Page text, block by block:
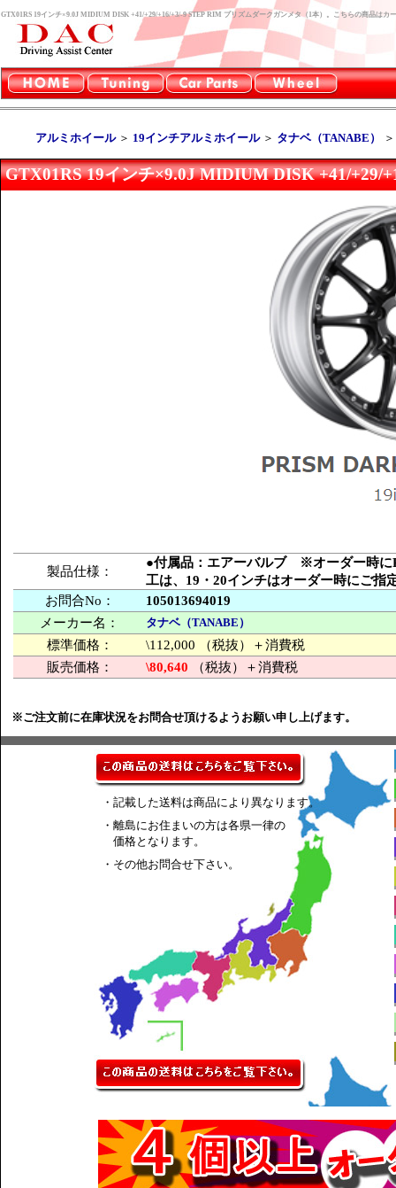
GTX01RS 19インチ×9.0J MIDIUM DISK +41/+29/+16/+3/-9 STEP RIM プリズムダークガンメタ（1本）。こちらの商品はカ
アルミホイール＞ 19インチアルミホイール＞ タナベ（TANABE）
GTX01RS 19インチ×9.0J MIDIUM DISK +41/+29/
製品仕様：
●付属品：エアーバルブ ※オーダー時に
工は、19・20インチはオーダー時にご指
お問合No：
105013694019
メーカー名：
タナベ（TANABE）
標準価格：
\112,000 （税抜）＋消費税
販売価格：
\80,640 （税抜）＋消費税
※ご注文前に在庫状況をお問合せ頂けるようお願い申し上げます。
・記載した送料は商品により異なります。
・離島にお住まいの方は各県一律の
価格となります。
・その他お問合せ下さい。